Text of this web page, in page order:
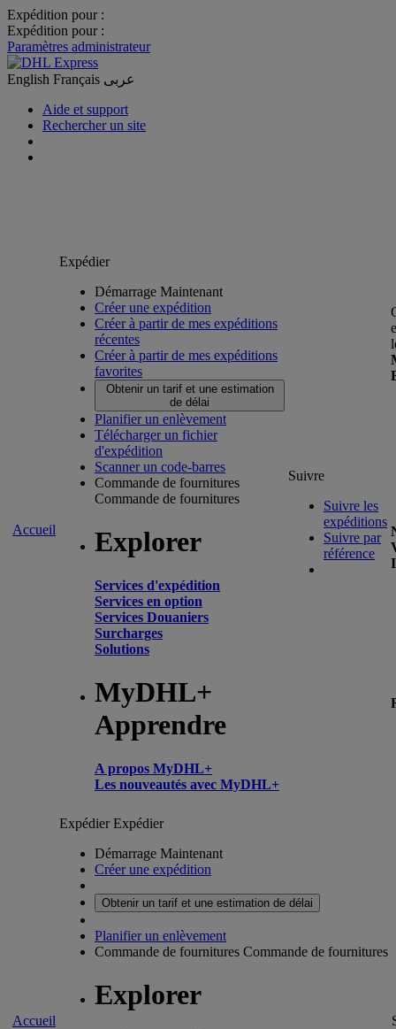
Expédition pour :
Expédition pour :
Paramètres administrateur
English Français عربى
Aide et support
Rechercher un site
Accueil
Expédier
Démarrage Maintenant
Créer une expédition
Créer à partir de mes expéditions
récentes
Créer à partir de mes expéditions
favorites
Obtenir un tarif et une estimation
de délai
Planifier un enlèvement
Télécharger un fichier
d'expédition
Scanner un code-barres
Commande de fournitures
Commande de fournitures
Explorer
Services d'expédition
Services en option
Services Douaniers
Surcharges
Solutions
MyDHL+
Apprendre
A propos MyDHL+
Les nouveautés avec MyDHL+
Suivre
Suivre les
expéditions
Suivre par
référence
Accueil
ExpédierExpédier
Démarrage Maintenant
Créer une expédition
Obtenir un tarif et une estimation de délai
Planifier un enlèvement
Commande de fournitures Commande de fournitures
Explorer